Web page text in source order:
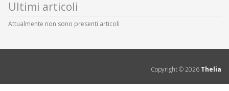
Ultimi articoli
Attualmente non sono presenti articoli
Copyright ©2026 Thelia